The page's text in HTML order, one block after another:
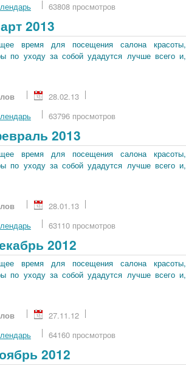
63808 просмотров
2013
время для посещения салона красоты,
по уходу за собой удадутся лучше всего и,
28.02.13
63796 просмотров
2013
время для посещения салона красоты,
по уходу за собой удадутся лучше всего и,
28.01.13
63110 просмотров
2012
время для посещения салона красоты,
по уходу за собой удадутся лучше всего и,
27.11.12
64160 просмотров
2012